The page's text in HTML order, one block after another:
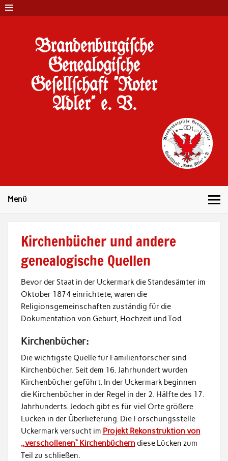
Brandenburgi#che
Genealogi#che
Ge#ell#chaft "Roter
Adler" e. V.
Menü
Kirchenbücher und andere
genealogische Quellen
Bevor der Staat in der Uckermark die Standesämter im
Oktober 1874 einrichtete, waren die
Religionsgemeinschaften zuständig für die
Dokumentation von Geburt, Hochzeit und Tod.
Kirchenbücher:
Die wichtigste Quelle für Familienforscher sind
Kirchenbücher. Seit dem 16. Jahrhundert wurden
Kirchenbücher geführt. In der Uckermark beginnen
die Kirchenbücher in der Regel in der 2. Hälfte des 17.
Jahrhunderts. Jedoch gibt es für viel Orte größere
Lücken in der Überlieferung. Die Forschungsstelle
Uckermark versucht im Projekt Rekonstruktion von
„verschollenen“ Kirchenbüchern diese Lücken zum
Teil zu schließen.